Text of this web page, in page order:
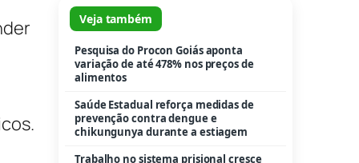
Prefeito Vilela fecha semana de
vistorias conferindo evolução no
recapeamento de Aparecida
Cia Jovem Basileu França abre Festival
“Don Quixote”
Bebê e três adolescentes são
resgatados em situação de abandono e
maus-tratos em Aparecida de Goiânia